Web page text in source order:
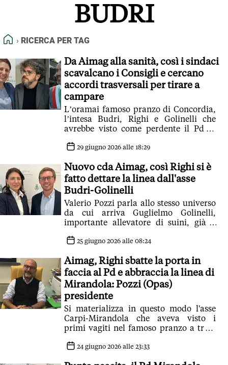
NORMATIVE DEONTOLOGICHE
TERMINI e CONDIZIONI
BUDRI
HOME
RICERCA PER TAG
Da Aimag alla sanità, così i sindaci
scavalcano i Consigli e cercano
accordi trasversali per tirare a
campare
L’oramai famoso pranzo di Concordia,
l’intesa Budri, Righi e Golinelli che
avrebbe visto come perdente il Pd di
29 giugno 2026 alle 18:29
Nuovo cda Aimag, così Righi si è
fatto dettare la linea dall'asse
Budri-Golinelli
Valerio Pozzi parla allo stesso universo
da cui arriva Guglielmo Golinelli,
importante allevatore di suini, già a
25 giugno 2026 alle 08:24
Aimag, Righi sbatte la porta in
faccia al Pd e abbraccia la linea di
Mirandola: Pozzi (Opas)
presidente
Si materializza in questo modo l'asse
Carpi-Mirandola che aveva visto i
primi vagiti nel famoso pranzo a tre a
24 giugno 2026 alle 23:33